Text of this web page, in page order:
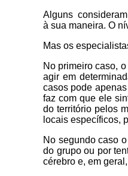
Alguns
à sua maneira. O
Mas os
No primeiro caso,
agir em
casos pode
faz com que ele
do território pelos
locais específicos,
No segundo caso
do grupo ou por
cérebro e, em